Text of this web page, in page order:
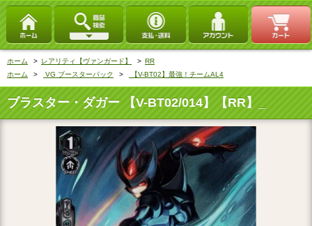
ホーム > レアリティ【ヴァンガード】 > RR
ホーム
> VG ブースターパック > 【V-BT02】最強！チームAL4
ブラスター・ダガー 【V-BT02/014】【RR】_